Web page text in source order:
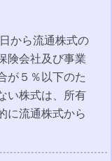
から流通株式の
険会社及び事業
が５％以下のた
い株式は、所有
に流通株式から